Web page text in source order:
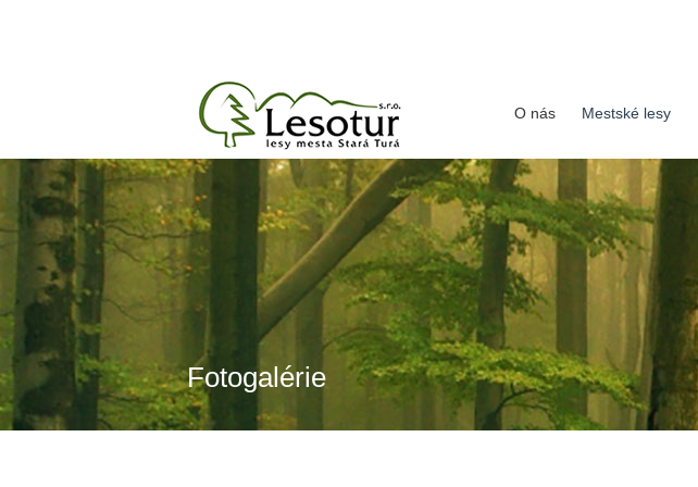
O nás Mestské lesy
Fotogalérie